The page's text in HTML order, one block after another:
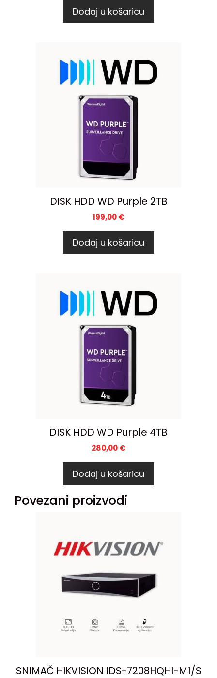
Dodaj u košaricu
DISK HDD WD Purple 2TB
199,00€
Dodaj u košaricu
DISK HDD WD Purple 4TB
280,00€
Dodaj u košaricu
Povezani proizvodi
SNIMAČ HIKVISION IDS-7208HQHI-M1/S